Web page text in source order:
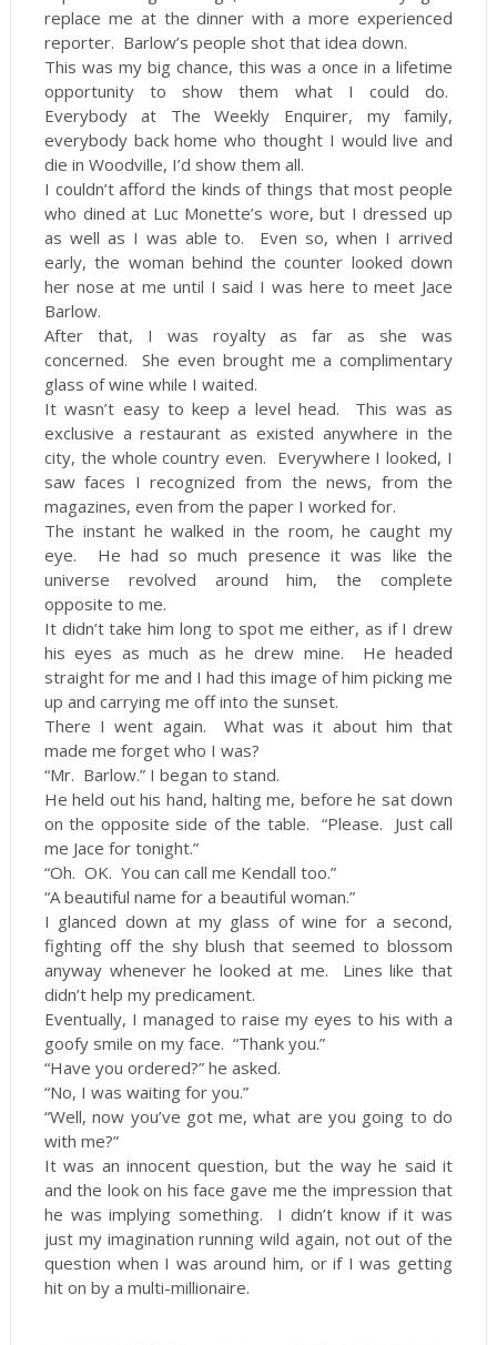
replace me at the dinner with a more experienced
reporter. Barlow’s people shot that idea down.
This was my big chance, this was a once in a lifetime
opportunity to show them what I could do.
Everybody at The Weekly Enquirer, my family,
everybody back home who thought I would live and
die in Woodville, I’d show them all.
I couldn’t afford the kinds of things that most people
who dined at Luc Monette’s wore, but I dressed up
as well as I was able to. Even so, when I arrived
early, the woman behind the counter looked down
her nose at me until I said I was here to meet Jace
Barlow.
After that, I was royalty as far as she was
concerned. She even brought me a complimentary
glass of wine while I waited.
It wasn’t easy to keep a level head. This was as
exclusive a restaurant as existed anywhere in the
city, the whole country even. Everywhere I looked, I
saw faces I recognized from the news, from the
magazines, even from the paper I worked for.
The instant he walked in the room, he caught my
eye. He had so much presence it was like the
universe revolved around him, the complete
opposite to me.
It didn’t take him long to spot me either, as if I drew
his eyes as much as he drew mine. He headed
straight for me and I had this image of him picking me
up and carrying me off into the sunset.
There I went again. What was it about him that
made me forget who I was?
“Mr. Barlow.” I began to stand.
He held out his hand, halting me, before he sat down
on the opposite side of the table. “Please. Just call
me Jace for tonight.”
“Oh. OK. You can call me Kendall too.”
“A beautiful name for a beautiful woman.”
I glanced down at my glass of wine for a second,
fighting off the shy blush that seemed to blossom
anyway whenever he looked at me. Lines like that
didn’t help my predicament.
Eventually, I managed to raise my eyes to his with a
goofy smile on my face. “Thank you.”
“Have you ordered?” he asked.
“No, I was waiting for you.”
“Well, now you’ve got me, what are you going to do
with me?”
It was an innocent question, but the way he said it
and the look on his face gave me the impression that
he was implying something. I didn’t know if it was
just my imagination running wild again, not out of the
question when I was around him, or if I was getting
hit on by a multi-millionaire.